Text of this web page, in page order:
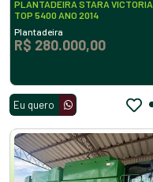
PLANTADEIRA STARA VICTORIA
TOP 5400 ANO 2014
Plantadeira
R$ 280.000,00
Eu quero